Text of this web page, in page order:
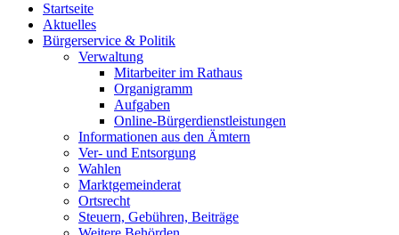
Startseite
Aktuelles
Bürgerservice & Politik
Verwaltung
Mitarbeiter im Rathaus
Organigramm
Aufgaben
Online-Bürgerdienstleistungen
Informationen aus den Ämtern
Ver- und Entsorgung
Wahlen
Marktgemeinderat
Ortsrecht
Steuern, Gebühren, Beiträge